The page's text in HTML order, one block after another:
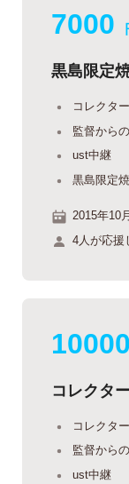
7000
黒島限定
コレクタ
監督から
ust中継
黒島限定
2015年10
4人が応援
10000
コレクタ
コレクタ
監督から
ust中継